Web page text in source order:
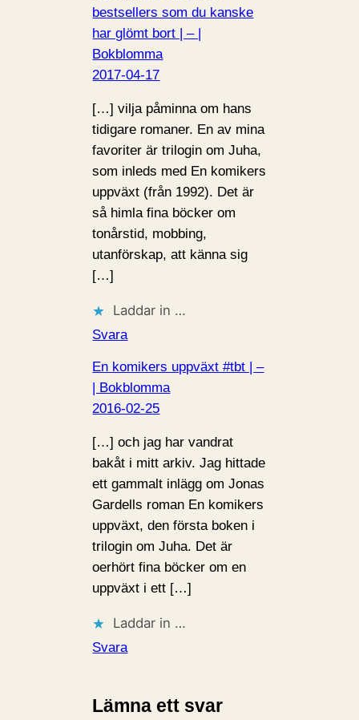
bestsellers som du kanske
har glömt bort | – |
Bokblomma
2017-04-17
[…] vilja påminna om hans
tidigare romaner. En av mina
favoriter är trilogin om Juha,
som inleds med En komikers
uppväxt (från 1992). Det är
så himla fina böcker om
tonårstid, mobbing,
utanförskap, att känna sig
[…]
Laddar in …
Svara
En komikers uppväxt #tbt | –
| Bokblomma
2016-02-25
[…] och jag har vandrat
bakåt i mitt arkiv. Jag hittade
ett gammalt inlägg om Jonas
Gardells roman En komikers
uppväxt, den första boken i
trilogin om Juha. Det är
oerhört fina böcker om en
uppväxt i ett […]
Laddar in …
Svara
Lämna ett svar